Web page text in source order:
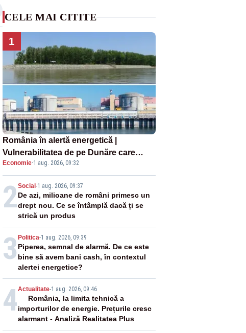
CELE MAI CITITE
1
România în alertă energetică |
Vulnerabilitatea de pe Dunăre care
pune în pericol Centrala Cernavodă era
cunoscută de pe vremea lui Ceaușescu
Economie·1 aug. 2026, 09:32
2Social -1 aug. 2026, 09:37
De azi, milioane de români primesc un
drept nou. Ce se întâmplă dacă ți se
strică un produs
3 Politica-1 aug. 2026, 09:39
Piperea, semnal de alarmă. De ce este
bine să avem bani cash, în contextul
alertei energetice?
4Actualitate-1 aug. 2026, 09:46
România, la limita tehnică a
importurilor de energie. Prețurile cresc
alarmant - Analiză Realitatea Plus